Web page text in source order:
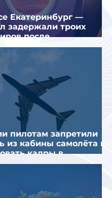
Екатеринбург —
задержали троих
после
серии краж
пилотам запретили
из кабины самолёта и
кадры в